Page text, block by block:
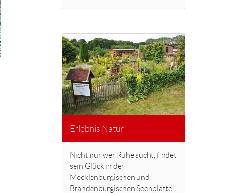
Erlebnis Natur
Nicht nur wer Ruhe sucht, findet
sein Glück in der
Mecklenburgischen und
Brandenburgischen Seenplatte.